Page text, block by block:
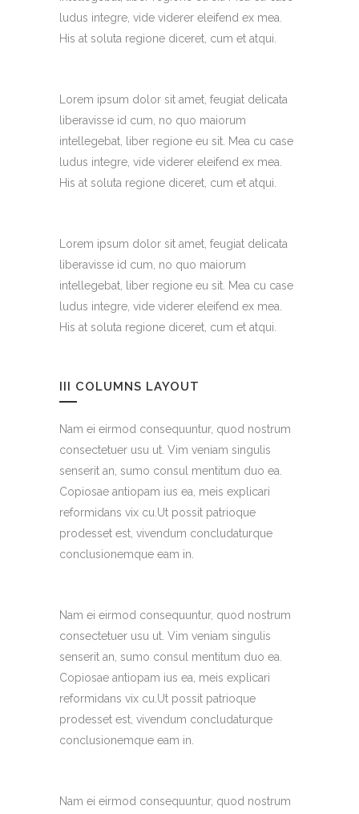
ludus integre, vide viderer eleifend ex mea.
His at soluta regione diceret, cum et atqui.
Lorem ipsum dolor sit amet, feugiat delicata
liberavisse id cum, no quo maiorum
intellegebat, liber regione eu sit. Mea cu case
ludus integre, vide viderer eleifend ex mea.
His at soluta regione diceret, cum et atqui.
Lorem ipsum dolor sit amet, feugiat delicata
liberavisse id cum, no quo maiorum
intellegebat, liber regione eu sit. Mea cu case
ludus integre, vide viderer eleifend ex mea.
His at soluta regione diceret, cum et atqui.
III COLUMNS LAYOUT
Nam ei eirmod consequuntur, quod nostrum
consectetuer usu ut. Vim veniam singulis
senserit an, sumo consul mentitum duo ea.
Copiosae antiopam ius ea, meis explicari
reformidans vix cu.Ut possit patrioque
prodesset est, vivendum concludaturque
conclusionemque eam in.
Nam ei eirmod consequuntur, quod nostrum
consectetuer usu ut. Vim veniam singulis
senserit an, sumo consul mentitum duo ea.
Copiosae antiopam ius ea, meis explicari
reformidans vix cu.Ut possit patrioque
prodesset est, vivendum concludaturque
conclusionemque eam in.
Nam ei eirmod consequuntur, quod nostrum